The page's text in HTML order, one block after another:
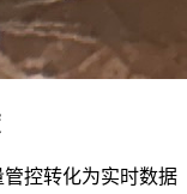
控转化为实时数据